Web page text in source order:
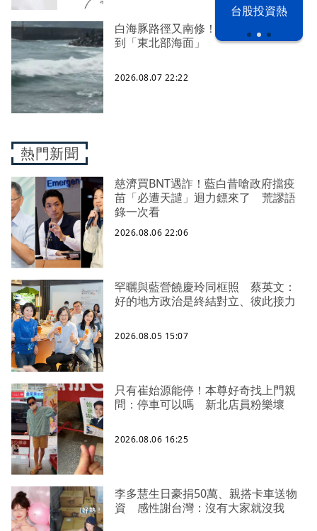
台股投資熱
白海豚路徑又南修！ 海警範圍擴增
到「東北部海面」
2026.08.07 22:22
熱門新聞
慈濟買BNT遇詐！藍白昔嗆政府擋疫
苗「必遭天譴」迴力鏢來了 荒謬語
錄一次看
2026.08.06 22:06
罕曬與藍營饒慶玲同框照 蔡英文：
好的地方政治是終結對立、彼此接力
2026.08.05 15:07
只有崔始源能停！本尊好奇找上門親
問：停車可以嗎 新北店員粉樂壞
2026.08.06 16:25
李多慧生日豪捐50萬、親搭卡車送物
資 感性謝台灣：沒有大家就沒我